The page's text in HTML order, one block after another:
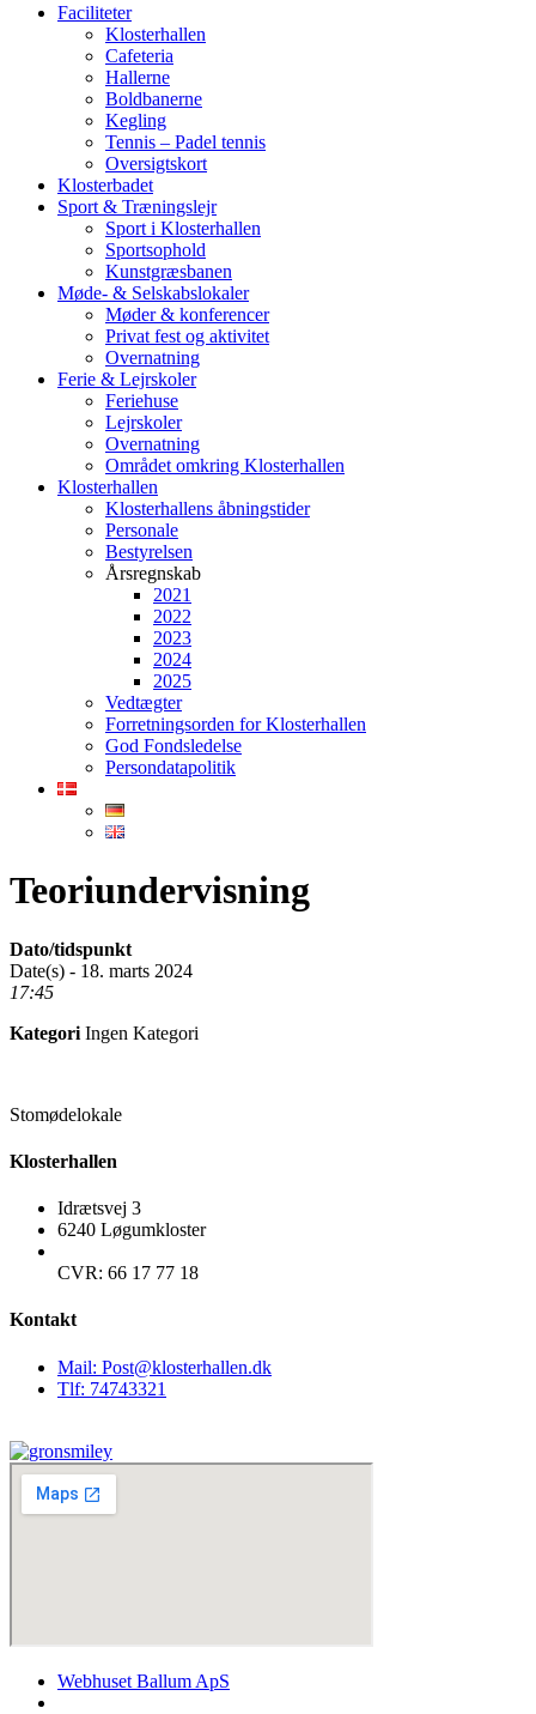
Faciliteter
Klosterhallen
Cafeteria
Hallerne
Boldbanerne
Kegling
Tennis – Padel tennis
Oversigtskort
Klosterbadet
Sport & Træningslejr
Sport i Klosterhallen
Sportsophold
Kunstgræsbanen
Møde- & Selskabslokaler
Møder & konferencer
Privat fest og aktivitet
Overnatning
Ferie & Lejrskoler
Feriehuse
Lejrskoler
Overnatning
Området omkring Klosterhallen
Klosterhallen
Klosterhallens åbningstider
Personale
Bestyrelsen
Årsregnskab
2021
2022
2023
2024
2025
Vedtægter
Forretningsorden for Klosterhallen
God Fondsledelse
Persondatapolitik
Teoriundervisning
Dato/tidspunkt
Date(s) - 18. marts 2024
17:45
Kategori Ingen Kategori
Stomødelokale
Klosterhallen
Idrætsvej 3
6240 Løgumkloster
CVR: 66 17 77 18
Kontakt
Mail: Post@klosterhallen.dk
Tlf: 74743321
Webhuset Ballum ApS